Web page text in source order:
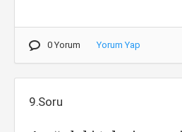
0 Yorum Yorum Yap
9.Soru